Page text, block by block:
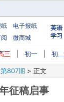
电子报纸
微商城
英语
学习
三 初一 初二
第807期 > 正文
征稿启事